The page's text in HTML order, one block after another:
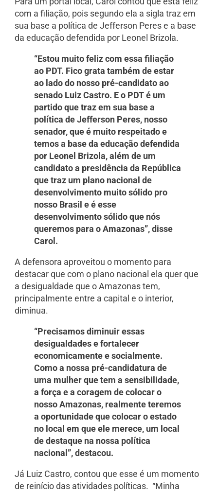
com a filiação, pois segundo ela a sigla traz em
sua base a política de Jefferson Peres e a base
da educação defendida por Leonel Brizola.
“Estou muito feliz com essa filiação
ao PDT. Fico grata também de estar
ao lado do nosso pré-candidato ao
senado Luiz Castro. E o PDT é um
partido que traz em sua base a
política de Jefferson Peres, nosso
senador, que é muito respeitado e
temos a base da educação defendida
por Leonel Brizola, além de um
candidato a presidência da República
que traz um plano nacional de
desenvolvimento muito sólido pro
nosso Brasil e é esse
desenvolvimento sólido que nós
queremos para o Amazonas”, disse
Carol.
A defensora aproveitou o momento para
destacar que com o plano nacional ela quer que
a desigualdade que o Amazonas tem,
principalmente entre a capital e o interior,
diminua.
“Precisamos diminuir essas
desigualdades e fortalecer
economicamente e socialmente.
Como a nossa pré-candidatura de
uma mulher que tem a sensibilidade,
a força e a coragem de colocar o
nosso Amazonas, realmente teremos
a oportunidade que colocar o estado
no local em que ele merece, um local
de destaque na nossa política
nacional”, destacou.
Já Luiz Castro, contou que esse é um momento
de reinício das atividades políticas. “Minha